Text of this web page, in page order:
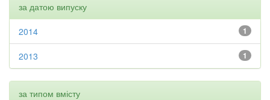
за датою випуску
1
2014
1
2013
за типом вмісту